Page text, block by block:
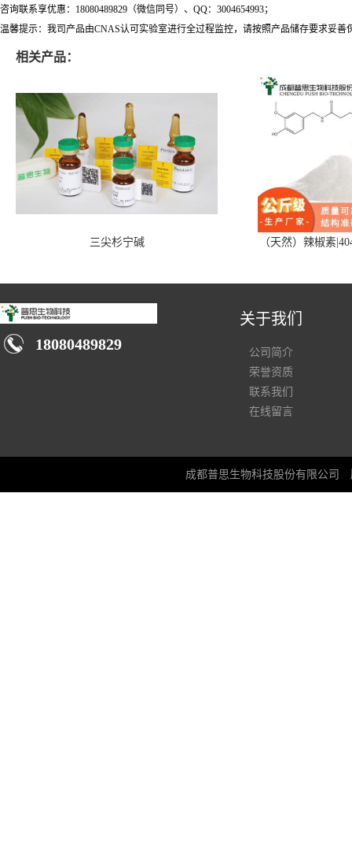
咨询联系享优惠：18080489829（微信同号）、QQ：3004654993；
温馨提示：我司产品由CNAS认可实验室进行全过程监控，请按照产品储存要求妥善
相关产品：
三尖杉宁碱 （天然）辣椒素
18080489829
关于我们
公司简介
荣誉资质
联系我们
在线留言
成都普思生物科技股份有限公司